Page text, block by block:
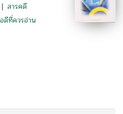
| สารคดี
ดีที่ควรอ่าน